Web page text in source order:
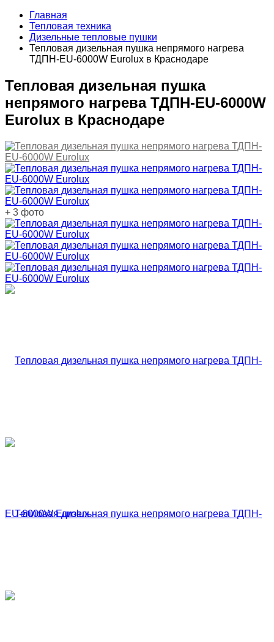
Главная
Тепловая техника
Дизельные тепловые пушки
Тепловая дизельная пушка непрямого нагрева
ТДПН-EU-6000W Eurolux в Краснодаре
Тепловая дизельная пушка
непрямого нагрева ТДПН-EU-6000W
Eurolux в Краснодаре
+ 3 фото